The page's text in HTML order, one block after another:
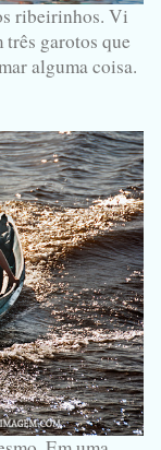
ribeirinhos. Vi
três garotos que
alguma coisa.